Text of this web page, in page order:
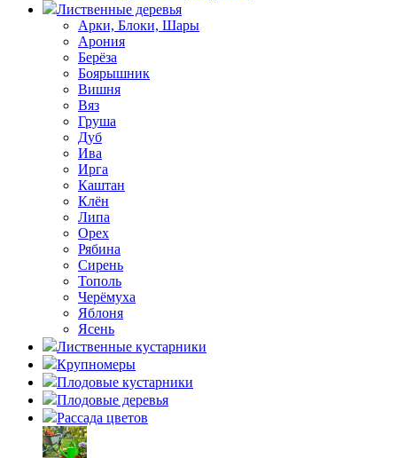
Лиственные деревья
Арки, Блоки, Шары
Арония
Берёза
Боярышник
Вишня
Вяз
Груша
Дуб
Ива
Ирга
Каштан
Клён
Липа
Орех
Рябина
Сирень
Тополь
Черёмуха
Яблоня
Ясень
Лиственные кустарники
Крупномеры
Плодовые кустарники
Плодовые деревья
Рассада цветов